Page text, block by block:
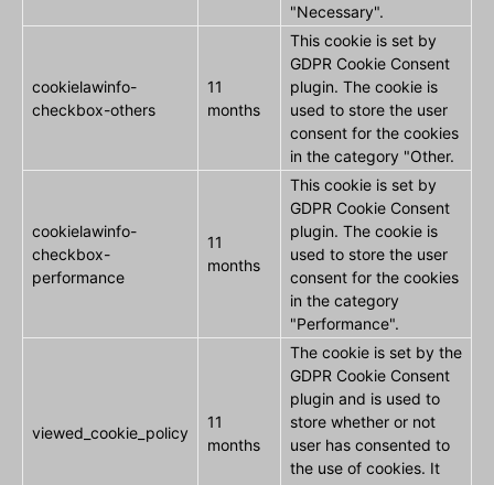
"Necessary".
cookielawinfo-
checkbox-others
11
months
This cookie is set by
GDPR Cookie Consent
plugin. The cookie is
used to store the user
consent for the cookies
in the category "Other.
cookielawinfo-
checkbox-
performance
11
months
This cookie is set by
GDPR Cookie Consent
plugin. The cookie is
used to store the user
consent for the cookies
in the category
"Performance".
viewed_cookie_policy
11
months
The cookie is set by the
GDPR Cookie Consent
plugin and is used to
store whether or not
user has consented to
the use of cookies. It